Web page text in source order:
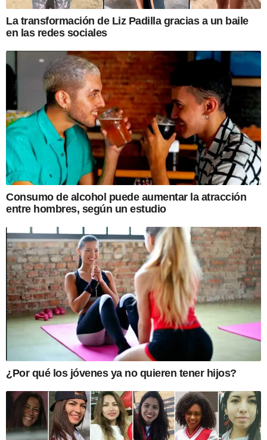
La transformación de Liz Padilla gracias a un baile
en las redes sociales
Consumo de alcohol puede aumentar la atracción
entre hombres, según un estudio
¿Por qué los jóvenes ya no quieren tener hijos?